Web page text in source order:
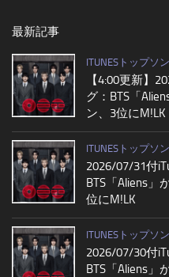
最新記事
ITUNESトップソ
【4:00更新】
グ：BTS「
ン、3位にM!LK
ITUNESトップソ
2026/07/31付
BTS「Aliens」
位にM!LK
ITUNESトップソ
2026/07/30付
BTS「Aliens」